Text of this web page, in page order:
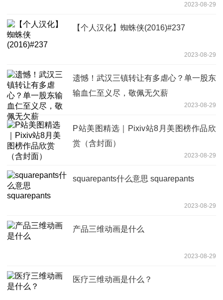
2023-08-29
【个人汉化】蜘蛛侠(2016)#237
2023-08-29
遗憾！武汉三镇转让有多虐心？单一股东
输血仁至义尽，敬佩无欠薪
2023-08-29
P站美图精选｜Pixiv站8月美图榜作品欣
赏（含封面）
2023-08-29
squarepants什么意思 squarepants
2023-08-29
产品三维动画是什么
2023-08-29
医疗三维动画是什么？